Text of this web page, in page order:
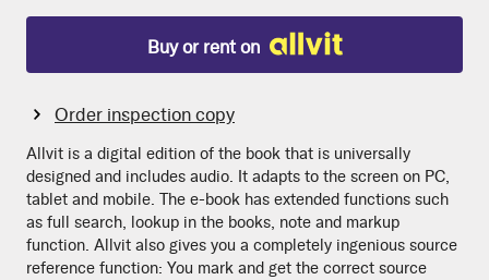
Buy or rent on
Order inspection copy
Allvit is a digital edition of the book that is universally
designed and includes audio. It adapts to the screen on PC,
tablet and mobile. The e-book has extended functions such
as full search, lookup in the books, note and markup
function. Allvit also gives you a completely ingenious source
reference function: You mark and get the correct source